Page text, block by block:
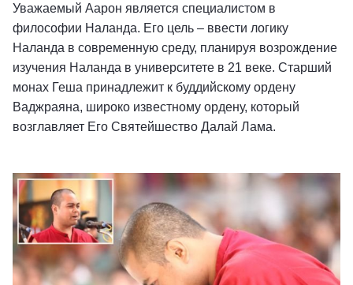
Уважаемый Аарон является специалистом в
философии Наланда. Его цель – ввести логику
Наланда в современную среду, планируя возрождение
изучения Наланда в университете в 21 веке. Старший
монах Геша принадлежит к буддийскому ордену
Ваджраяна, широко известному ордену, который
возглавляет Его Святейшество Далай Лама.